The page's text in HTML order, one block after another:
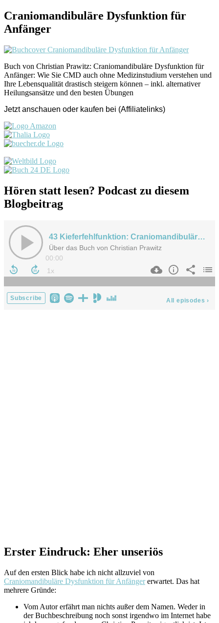
Craniomandibuläre Dysfunktion für
Anfänger
Buch von Christian Prawitz: Craniomandibuläre Dysfunktion für
Anfänger: Wie Sie CMD auch ohne Medizinstudium verstehen und
Ihre Lebensqualität drastisch steigern können – inkl. alternativer
Heilungsansätze und den besten Übungen
Jetzt anschauen oder kaufen bei (Affiliatelinks)
Hören statt lesen? Podcast zu diesem
Blogbeitrag
Erster Eindruck: Eher unseriös
Auf den ersten Blick habe ich nicht allzuviel von
Craniomandibuläre Dysfunktion für Anfängererwartet. Das hat
mehrere Gründe:
Vom Autor erfährt man nichts außer dem Namen. Weder in
der Buchbeschreibung noch sonst irgendwo im Internet habe